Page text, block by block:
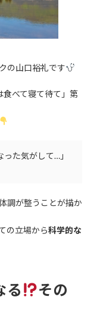
の山口裕礼です
べて寝て待て」第
った気がして…」
調が整うことが描か
の立場から科学的な
る
その